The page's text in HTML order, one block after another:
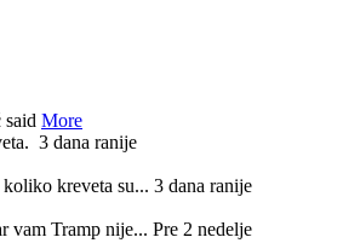
More
3 dana ranije
kreveta su... 3 dana ranije
vam Tramp nije... Pre 2 nedelje